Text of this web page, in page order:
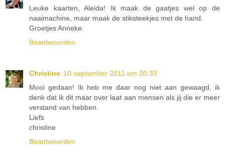
Leuke kaarten, Aleida! Ik maak de gaatjes wel op de
naaimachine, maar maak de stiksteekjes met de hand.
Groetjes Anneke.
Beantwoorden
Christine 10 september 2011 om 20:33
Mooi gedaan! Ik heb me daar nog niet aan gewaagd, ik
denk dat ik dit maar over laat aan mensen als jij die er meer
verstand van hebben.
Liefs
christine
Beantwoorden